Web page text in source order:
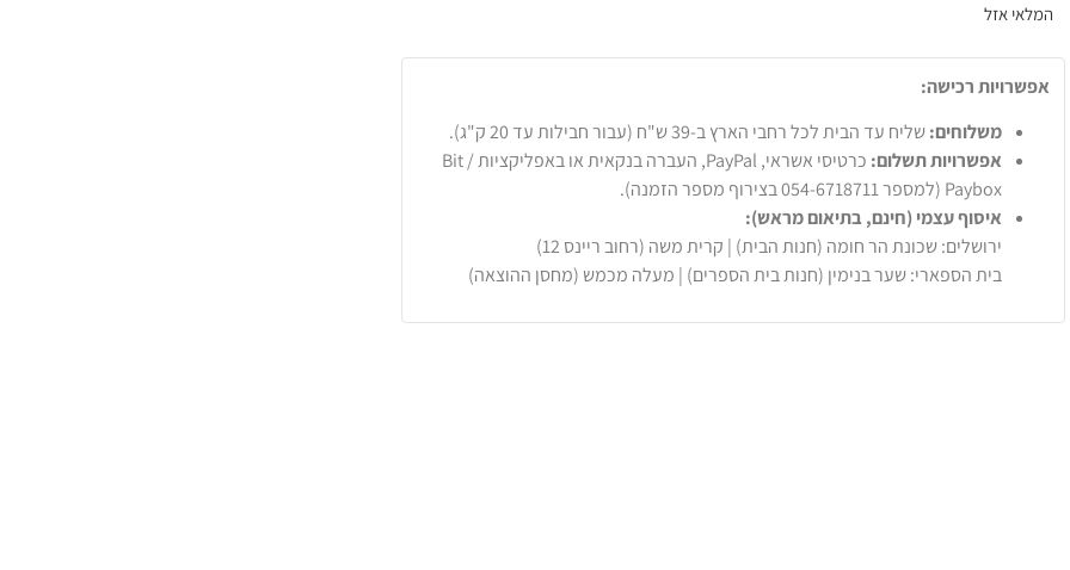
המלאי אזל
אפשרויות רכישה:
משלוחים:שליח עד הבית לכל רחבי הארץ ב-39 ש"ח (עבור חבילות עד 20 ק"ג).
אפשרויות תשלום:
כרטיסי אשראי, PayPal, העברה בנקאית או באפליקציות Bit /
Paybox (למספר 054-6718711 בצירוף מספר הזמנה).
איסוף עצמי (חינם, בתיאום מראש):
ירושלים: שכונת הר חומה (חנות הבית) | קרית משה (רחוב ריינס 12)
בית הספארי: שער בנימין (חנות בית הספרים) | מעלה מכמש (מחסן ההוצאה)